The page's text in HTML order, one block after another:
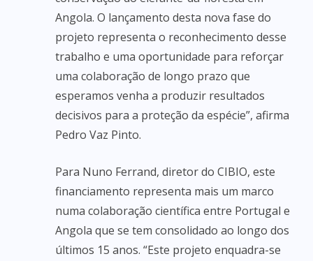
Angola. O lançamento desta nova fase do
projeto representa o reconhecimento desse
trabalho e uma oportunidade para reforçar
uma colaboração de longo prazo que
esperamos venha a produzir resultados
decisivos para a proteção da espécie”, afirma
Pedro Vaz Pinto.
Para Nuno Ferrand, diretor do CIBIO, este
financiamento representa mais um marco
numa colaboração científica entre Portugal e
Angola que se tem consolidado ao longo dos
últimos 15 anos. “Este projeto enquadra-se